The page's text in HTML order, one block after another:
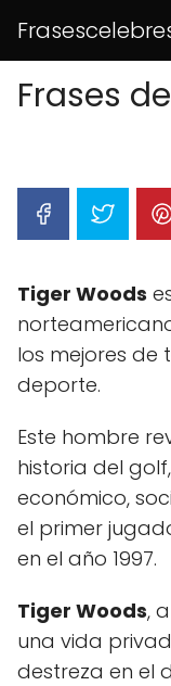
Frases
Tiger Woods
los mejores de
deporte.
Este hombre
historia del
económico,
el primer
en el año 1997.
Tiger Woods,
una vida
destreza en el